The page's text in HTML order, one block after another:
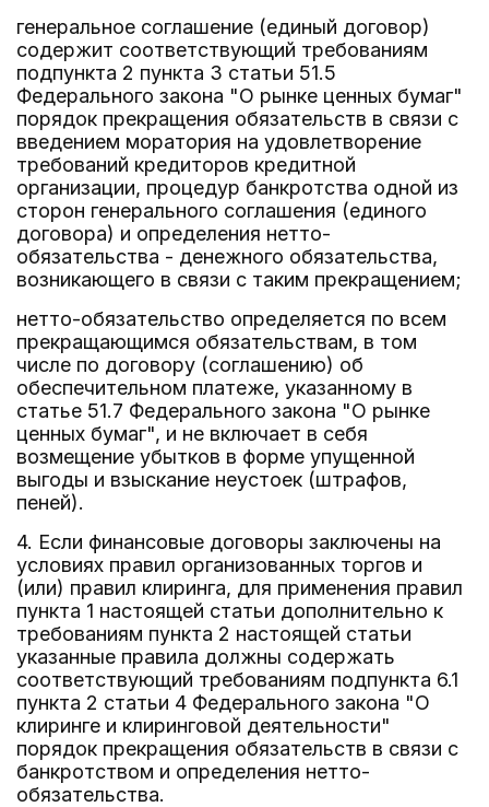
генеральное соглашение (единый договор)
содержит соответствующий требованиям
подпункта 2 пункта 3 статьи 51.5
Федерального закона "О рынке ценных бумаг"
порядок прекращения обязательств в связи с
введением моратория на удовлетворение
требований кредиторов кредитной
организации, процедур банкротства одной из
сторон генерального соглашения (единого
договора) и определения нетто-
обязательства - денежного обязательства,
возникающего в связи с таким прекращением;
нетто-обязательство определяется по всем
прекращающимся обязательствам, в том
числе по договору (соглашению) об
обеспечительном платеже, указанному в
статье 51.7 Федерального закона "О рынке
ценных бумаг", и не включает в себя
возмещение убытков в форме упущенной
выгоды и взыскание неустоек (штрафов,
пеней).
4. Если финансовые договоры заключены на
условиях правил организованных торгов и
(или) правил клиринга, для применения правил
пункта 1 настоящей статьи дополнительно к
требованиям пункта 2 настоящей статьи
указанные правила должны содержать
соответствующий требованиям подпункта 6.1
пункта 2 статьи 4 Федерального закона "О
клиринге и клиринговой деятельности"
порядок прекращения обязательств в связи с
банкротством и определения нетто-
обязательства.